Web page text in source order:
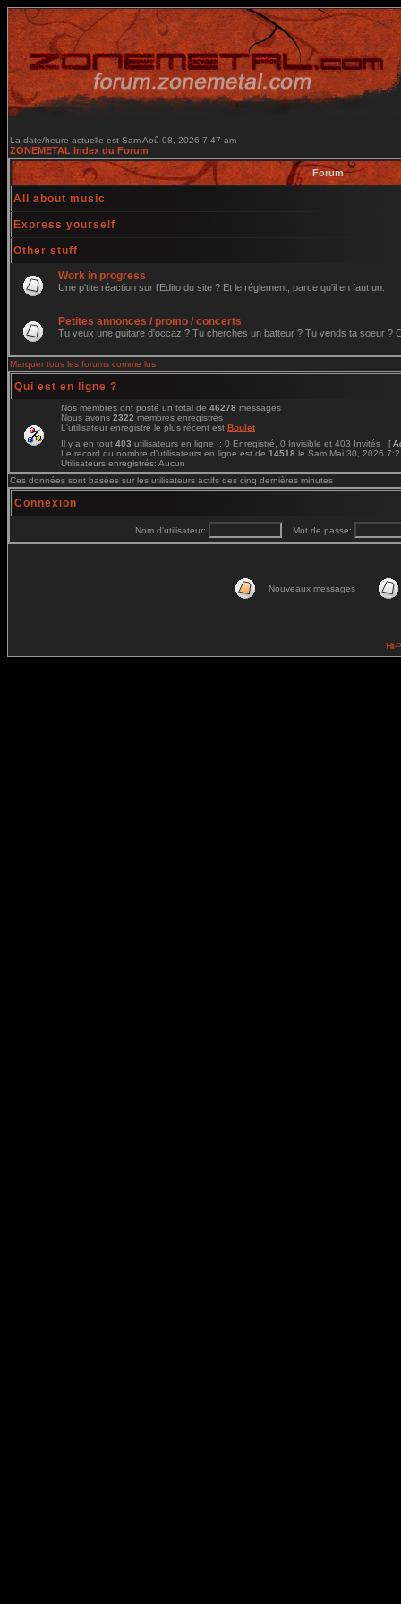
La date/heure actuelle est Sam Aoû 08, 2026 7:47 am
ZONEMETAL Index du Forum
Forum
All about music
Express yourself
Other stuff
Work in progress
Une p'tite réaction sur l'Edito du site ? Et le réglement, parce qu'il en faut un.
Petites annonces / promo / concerts
Tu veux une guitare d'occaz ? Tu cherches un batteur ? Tu vends ta soeur ?
Marquer tous les forums comme lus
Qui est en ligne ?
Nos membres ont posté un total de 46278 messages
Nous avons 2322 membres enregistrés
L'utilisateur enregistré le plus récent est Boulet
Il y a en tout 403 utilisateurs en ligne :: 0 Enregistré, 0 Invisible et 403 Invités [
Le record du nombre d'utilisateurs en ligne est de 14518 le Sam Mai 30, 2026
Utilisateurs enregistrés: Aucun
Ces données sont basées sur les utilisateurs actifs des cinq dernières minutes
Connexion
Nom d'utilisateur: Mot de passe:
Nouveaux messages